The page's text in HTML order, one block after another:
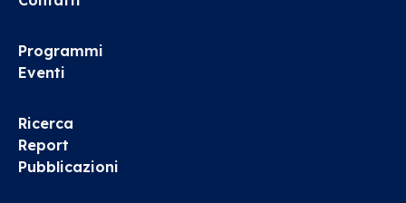
Programmi
Eventi
Ricerca
Report
Pubblicazioni